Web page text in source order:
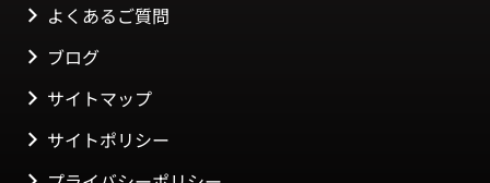
よくあるご質問
ブログ
サイトマップ
サイトポリシー